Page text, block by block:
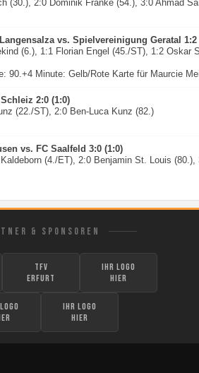
(30.), 2:0 Dominik Franke (54.), 3:0 Ahmad
vs. Spielvereinigung Geratal 1:2
(6.), 1:1 Florian Engel (45./ST), 1:2 Oskar
90.+4 Minute: Gelb/Rote Karte für Maurcie
2:0 (1:0)
(22./ST), 2:0 Ben-Luca Kunz (82.)
vs. FC Saalfeld 3:0 (1:0)
(4./ET), 2:0 Benjamin St. Louis
& SPONSOREN
TFV
Erfurt
Ihr Logo
hier
Ihr Logo
hier